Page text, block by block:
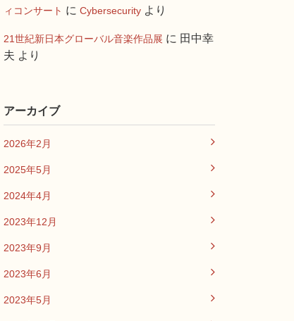
ィコンサート に Cybersecurity より
21世紀新日本グローバル音楽作品展 に 田中幸
夫 より
アーカイブ
2026年2月
2025年5月
2024年4月
2023年12月
2023年9月
2023年6月
2023年5月